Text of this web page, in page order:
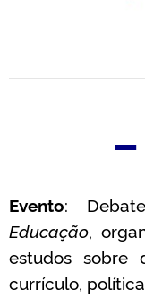
Evento:
Educação,
estudos sobre
currículo,